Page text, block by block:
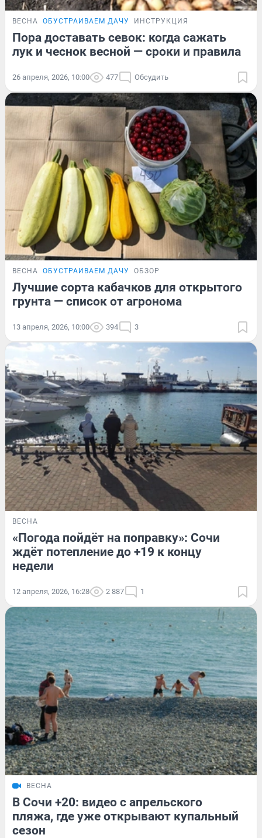
ВЕСНА ОБУСТРАИВАЕМ ДАЧУ ИНСТРУКЦИЯ
Пора доставать севок: когда сажать
лук и чеснок весной — сроки и правила
26 апреля, 2026, 10:00 477 Обсудить
ВЕСНА ОБУСТРАИВАЕМ ДАЧУ ОБЗОР
Лучшие сорта кабачков для открытого
грунта — список от агронома
13 апреля, 2026, 10:00 394 3
ВЕСНА
«Погода пойдёт на поправку»: Сочи
ждёт потепление до +19 к концу
недели
12 апреля, 2026, 16:28 2 887 1
ВЕСНА
В Сочи +20: видео с апрельского
пляжа, где уже открывают купальный
сезон